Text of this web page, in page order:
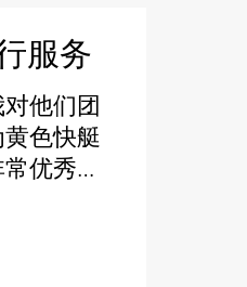
服务
他们团
色快艇
优秀。
非常出